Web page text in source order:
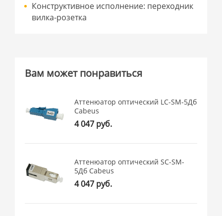
Конструктивное исполнение: переходник
вилка-розетка
Вам может понравиться
Аттенюатор оптический LC-SM-5Дб
Cabeus
4 047 руб.
Аттенюатор оптический SC-SM-
5Дб Cabeus
4 047 руб.